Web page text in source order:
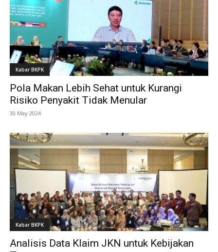
Kabar BKPK
Pola Makan Lebih Sehat untuk Kurangi
Risiko Penyakit Tidak Menular
30 May 2024
Kabar BKPK
Analisis Data Klaim JKN untuk Kebijakan